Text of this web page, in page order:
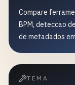
Compare
BPM, deteccao
de metadados
TEMA